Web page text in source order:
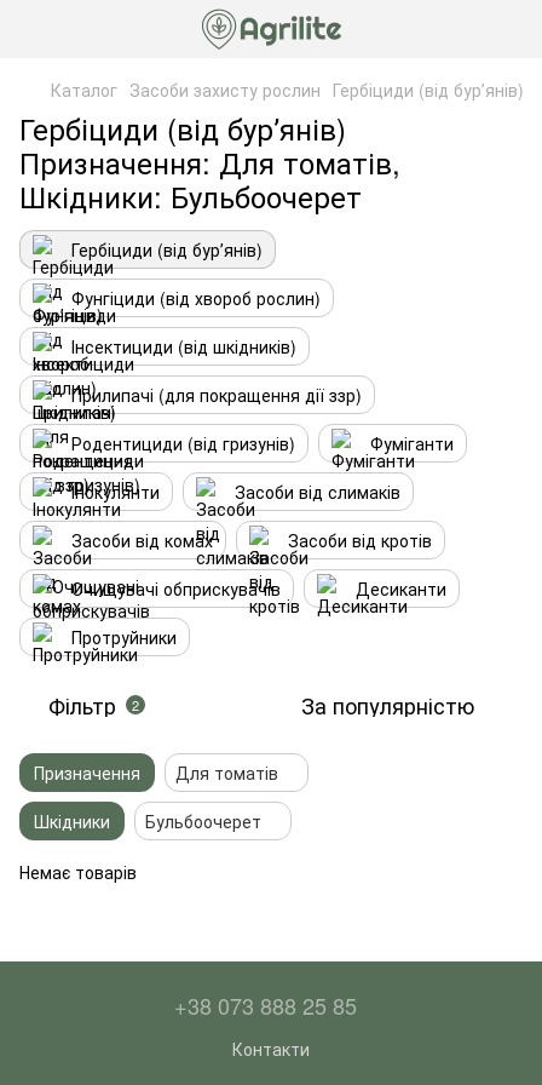
Каталог Засоби захисту рослин Гербіциди (від бурʼянів)
Гербіциди (від бурʼянів)
Призначення: Для томатів,
Шкідники: Бульбоочерет
Гербіциди (від бурʼянів)
Фунгіциди (від хвороб рослин)
Інсектициди (від шкідників)
Прилипачі (для покращення дії ззр)
Родентициди (від гризунів)
Фуміганти
Інокулянти
Засоби від слимаків
Засоби від комах
Засоби від кротів
Очищувачі обприскувачів
Десиканти
Протруйники
Фільтр 2 За популярністю
Призначення
Для томатів
Шкідники
Бульбоочерет
Немає товарів
+38 073 888 25 85
Контакти